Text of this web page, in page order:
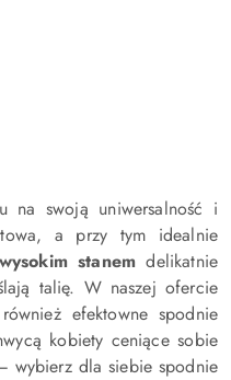
na swoją uniwersalność i
a przy tym idealnie
stanem delikatnie
talię. W naszej ofercie
efektowne spodnie
kobiety ceniące sobie
wybierz dla siebie spodnie